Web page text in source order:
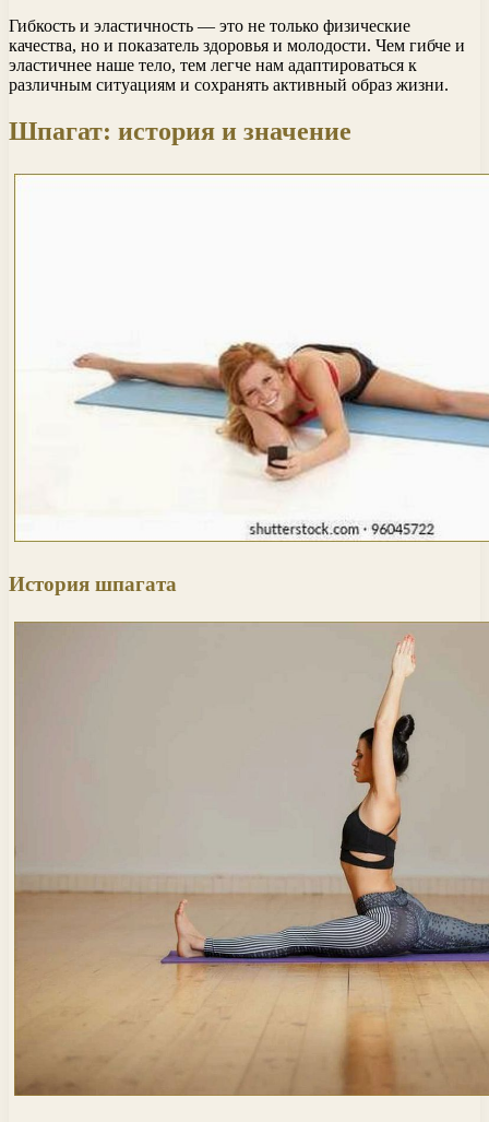
Гибкость и эластичность — это не только физические
качества, но и показатель здоровья и молодости. Чем гибче и
эластичнее наше тело, тем легче нам адаптироваться к
различным ситуациям и сохранять активный образ жизни.
Шпагат: история и значение
История шпагата